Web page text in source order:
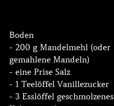
Boden
- 200 g Mandelmehl (oder
gemahlene Mandeln)
- eine Prise Salz
- 1 Teelöffel Vanillezucker
- 3 Esslöffel geschmolzenes